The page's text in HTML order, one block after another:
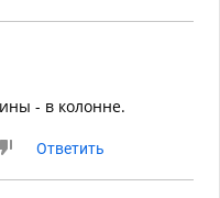
- в колонне.
Ответить